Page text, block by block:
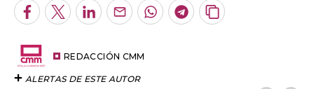
Facebook
TwitterLinkedInEnviarWhatsapp
Telegram
Copiar
REDACCIÓN CMM
ALERTAS DE ESTE AUTOR